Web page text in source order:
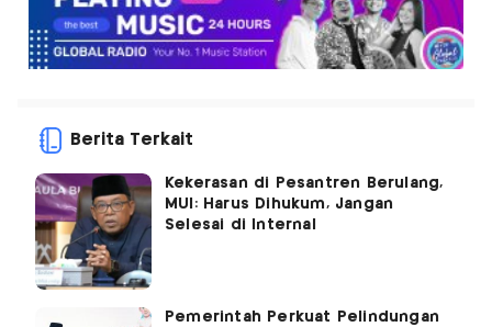
Berita Terkait
Kekerasan di Pesantren Berulang,
MUI: Harus Dihukum, Jangan
Selesai di Internal
Pemerintah Perkuat Pelindungan